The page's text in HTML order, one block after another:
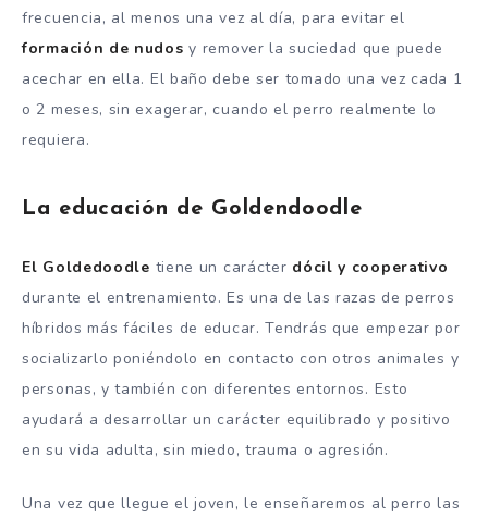
frecuencia, al menos una vez al día, para evitar el
formación de nudos y remover la suciedad que puede
acechar en ella. El baño debe ser tomado una vez cada 1
o 2 meses, sin exagerar, cuando el perro realmente lo
requiera.
La educación de Goldendoodle
El Goldedoodle tiene un carácter dócil y cooperativo
durante el entrenamiento. Es una de las razas de perros
híbridos más fáciles de educar. Tendrás que empezar por
socializarlo poniéndolo en contacto con otros animales y
personas, y también con diferentes entornos. Esto
ayudará a desarrollar un carácter equilibrado y positivo
en su vida adulta, sin miedo, trauma o agresión.
Una vez que llegue el joven, le enseñaremos al perro las